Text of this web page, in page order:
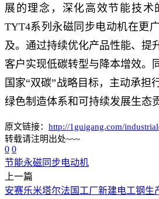
展的理念，深化高效节能技术
TYT4系列永磁同步电动机在更
及。通过持续优化产品性能、提
客户实现低碳转型与降本增效。
国家“双碳”战略目标，主动承担
绿色制造体系和可持续发展生态
原文链接： http://1guigang.com/
转载请注明出处~~~
0 0
节能永磁同步电动机
上一篇
安赛乐米塔尔法国工厂新建电工钢生